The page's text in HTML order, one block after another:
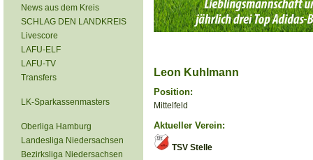
News aus dem Kreis
SCHLAG DEN LANDKREIS
Livescore
LAFU-ELF
LAFU-TV
Transfers
LK-Sparkassenmasters
Oberliga Hamburg
Landesliga Niedersachsen
Bezirksliga Niedersachsen
Leon Kuhlmann
Position:
Mittelfeld
Aktueller Verein:
TSV Stelle